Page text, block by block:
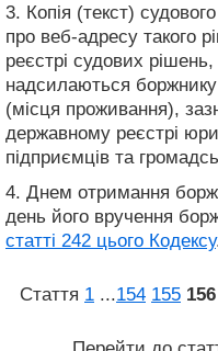
3. Копія (текст)
про веб-адресу такого
реєстрі судових
надсилаються
(місця проживання),
державному реєстрі
підприємців та
4. Днем отримання
день його вручення
статті 242 цього Кодексу
Стаття 1 ...154 155 156